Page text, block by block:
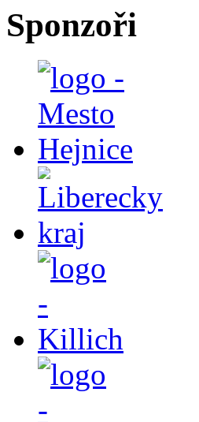
Sponzoři